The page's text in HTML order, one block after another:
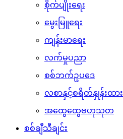
စိုက်ပျိုးရေး
မွေးမြူရေး
ကျန်းမာရေး
လက်မှုပညာ
စစ်ဘက်ဥပဒေ
လစာနှင့်စရိတ်နှုန်းထား
အထွေထွေဗဟုသုတ
စစ်ချီသီချင်း